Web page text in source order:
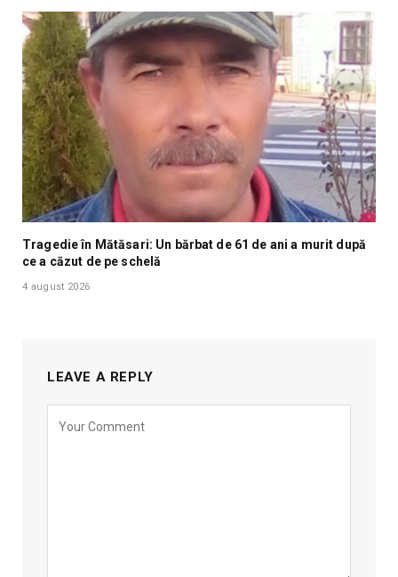
Tragedie în Mătăsari: Un bărbat de 61 de ani a murit după
ce a căzut de pe schelă
4 august 2026
LEAVE A REPLY